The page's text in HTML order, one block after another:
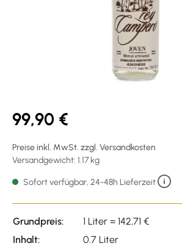
99,90 €
Preise inkl. MwSt. zzgl. Versandkosten
Versandgewicht: 1.17 kg
Sofort verfügbar, 24-48h Lieferzeit
Grundpreis:
1 Liter = 142,71 €
Inhalt:
0.7 Liter